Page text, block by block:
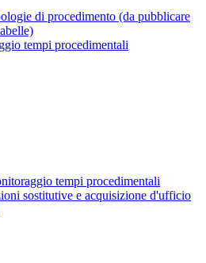
di procedimento (da pubblicare
tempi procedimentali
tempi procedimentali
sostitutive e acquisizione d'ufficio